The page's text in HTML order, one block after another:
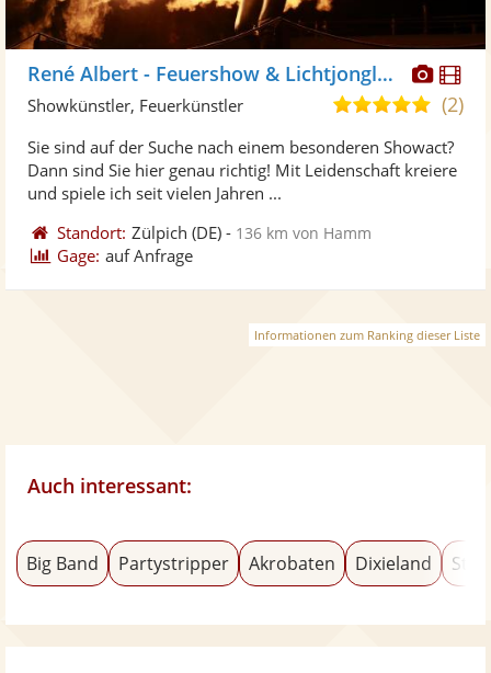
Fotos
René Albert - Feuershow & Lichtjonglage
5,0
5
(2)
Showkünstler, Feuerkünstler
Sie sind auf der Suche nach einem besonderen Showact?
Dann sind Sie hier genau richtig! Mit Leidenschaft kreiere
und spiele ich seit vielen Jahren ...
Standort: Zülpich (DE) - 136 km von Hamm
Gage: auf Anfrage
Informationen zum Ranking dieser Liste
Auch interessant:
Big Band Partystripper Akrobaten Dixieland